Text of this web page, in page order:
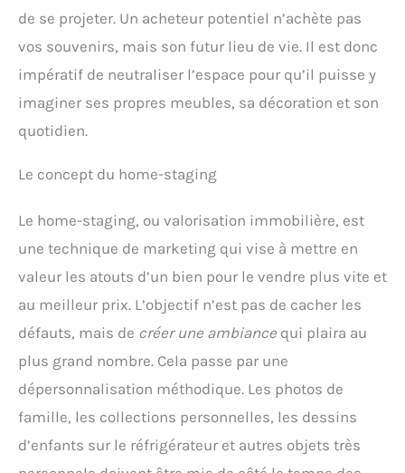
de se projeter. Un acheteur potentiel n’achète pas
vos souvenirs, mais son futur lieu de vie. Il est donc
impératif de neutraliser l’espace pour qu’il puisse y
imaginer ses propres meubles, sa décoration et son
quotidien.
Le concept du home-staging
Le home-staging, ou valorisation immobilière, est
une technique de marketing qui vise à mettre en
valeur les atouts d’un bien pour le vendre plus vite et
au meilleur prix. L’objectif n’est pas de cacher les
défauts, mais de créer une ambiance qui plaira au
plus grand nombre. Cela passe par une
dépersonnalisation méthodique. Les photos de
famille, les collections personnelles, les dessins
d’enfants sur le réfrigérateur et autres objets très